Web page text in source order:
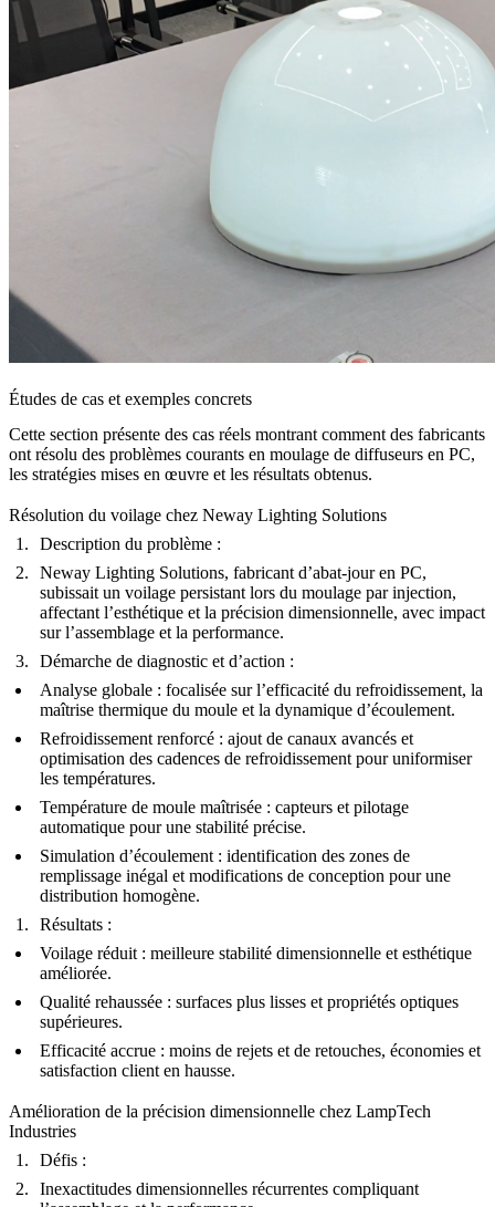
Études de cas et exemples concrets
Cette section présente des cas réels montrant comment des fabricants
ont résolu des problèmes courants en moulage de diffuseurs en PC,
les stratégies mises en œuvre et les résultats obtenus.
Résolution du voilage chez Neway Lighting Solutions
Description du problème :
Neway Lighting Solutions, fabricant d’abat-jour en PC,
subissait un voilage persistant lors du moulage par injection,
affectant l’esthétique et la précision dimensionnelle, avec impact
sur l’assemblage et la performance.
Démarche de diagnostic et d’action :
Analyse globale : focalisée sur l’efficacité du refroidissement, la
maîtrise thermique du moule et la dynamique d’écoulement.
Refroidissement renforcé : ajout de canaux avancés et
optimisation des cadences de refroidissement pour uniformiser
les températures.
Température de moule maîtrisée : capteurs et pilotage
automatique pour une stabilité précise.
Simulation d’écoulement : identification des zones de
remplissage inégal et modifications de conception pour une
distribution homogène.
Résultats :
Voilage réduit : meilleure stabilité dimensionnelle et esthétique
améliorée.
Qualité rehaussée : surfaces plus lisses et propriétés optiques
supérieures.
Efficacité accrue : moins de rejets et de retouches, économies et
satisfaction client en hausse.
Amélioration de la précision dimensionnelle chez LampTech
Industries
Défis :
Inexactitudes dimensionnelles récurrentes compliquant